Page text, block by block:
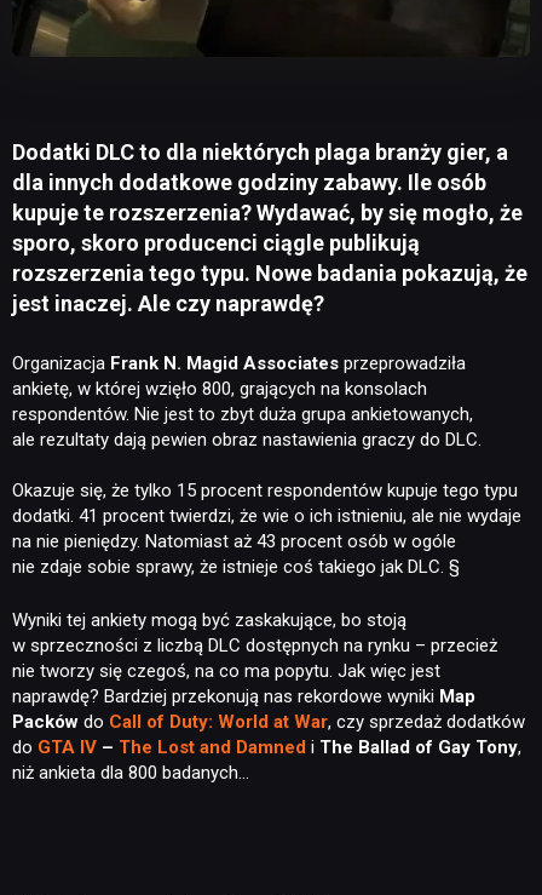
Dodatki DLC to dla niektórych plaga branży gier, a
dla innych dodatkowe godziny zabawy. Ile osób
kupuje te rozszerzenia? Wydawać, by się mogło, że
sporo, skoro producenci ciągle publikują
rozszerzenia tego typu. Nowe badania pokazują, że
jest inaczej. Ale czy naprawdę?
Organizacja Frank N. Magid Associates przeprowadziła
ankietę, w której wzięło 800, grających na konsolach
respondentów. Nie jest to zbyt duża grupa ankietowanych,
ale rezultaty dają pewien obraz nastawienia graczy do DLC.
Okazuje się, że tylko 15 procent respondentów kupuje tego typu
dodatki. 41 procent twierdzi, że wie o ich istnieniu, ale nie wydaje
na nie pieniędzy. Natomiast aż 43 procent osób w ogóle
nie zdaje sobie sprawy, że istnieje coś takiego jak DLC. §
Wyniki tej ankiety mogą być zaskakujące, bo stoją
w sprzeczności z liczbą DLC dostępnych na rynku – przecież
nie tworzy się czegoś, na co ma popytu. Jak więc jest
naprawdę? Bardziej przekonują nas rekordowe wyniki Map
Packów do Call of Duty: World at War, czy sprzedaż dodatków
do GTA IV – The Lost and Damned i The Ballad of Gay Tony,
niż ankieta dla 800 badanych…